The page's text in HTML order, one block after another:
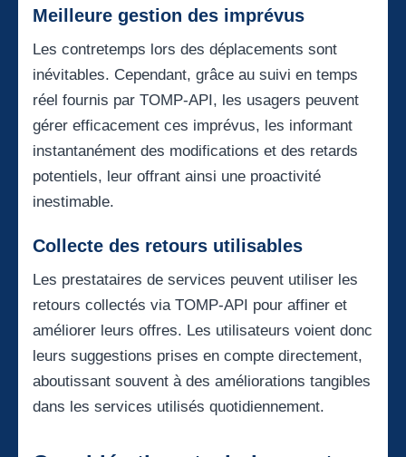
Meilleure gestion des imprévus
Les contretemps lors des déplacements sont
inévitables. Cependant, grâce au suivi en temps
réel fournis par TOMP-API, les usagers peuvent
gérer efficacement ces imprévus, les informant
instantanément des modifications et des retards
potentiels, leur offrant ainsi une proactivité
inestimable.
Collecte des retours utilisables
Les prestataires de services peuvent utiliser les
retours collectés via TOMP-API pour affiner et
améliorer leurs offres. Les utilisateurs voient donc
leurs suggestions prises en compte directement,
aboutissant souvent à des améliorations tangibles
dans les services utilisés quotidiennement.